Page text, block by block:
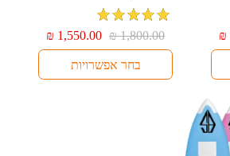
₪המחיר
הנוכחי
₪ 1,550.00.
מדורג5 מתוך
5
₪1,800.00
המחיר
המקורי
היה:
₪ 1,800.00.
₪ 1,550.00
המחיר
הנוכחי
₪ 1,550.00.
בחר אפשרויות
מספר
ניתן
את